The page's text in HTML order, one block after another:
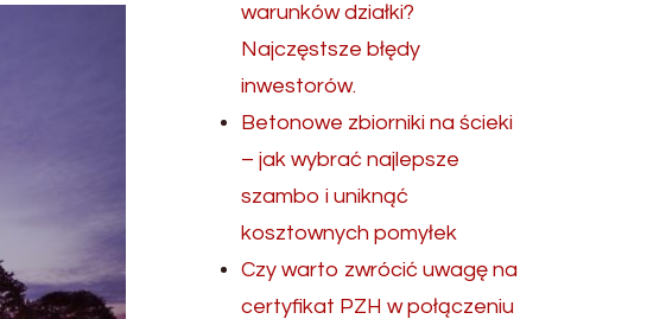
warunków działki?
Najczęstsze błędy
inwestorów.
Betonowe zbiorniki na ścieki
– jak wybrać najlepsze
szambo i uniknąć
kosztownych pomyłek
Czy warto zwrócić uwagę na
certyfikat PZH w połączeniu